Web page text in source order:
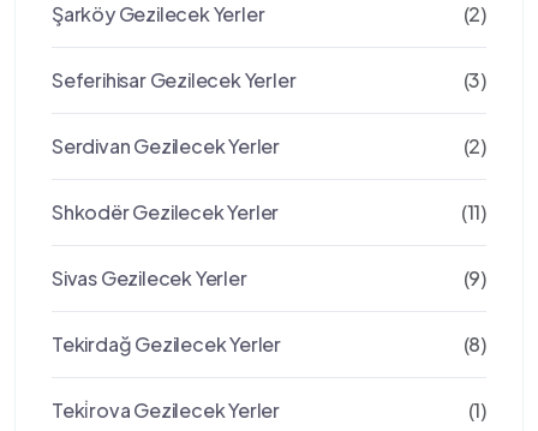
Şarköy Gezilecek Yerler (2)
Seferihisar Gezilecek Yerler (3)
Serdivan Gezilecek Yerler (2)
Shkodër Gezilecek Yerler (11)
Sivas Gezilecek Yerler (9)
Tekirdağ Gezilecek Yerler (8)
Teki̇rova Gezilecek Yerler (1)